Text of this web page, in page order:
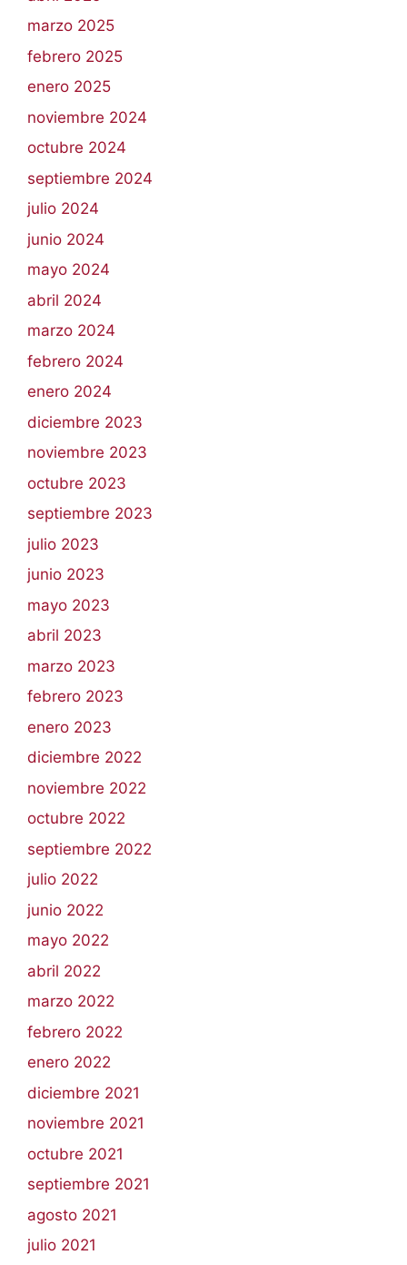
marzo 2025
febrero 2025
enero 2025
noviembre 2024
octubre 2024
septiembre 2024
julio 2024
junio 2024
mayo 2024
abril 2024
marzo 2024
febrero 2024
enero 2024
diciembre 2023
noviembre 2023
octubre 2023
septiembre 2023
julio 2023
junio 2023
mayo 2023
abril 2023
marzo 2023
febrero 2023
enero 2023
diciembre 2022
noviembre 2022
octubre 2022
septiembre 2022
julio 2022
junio 2022
mayo 2022
abril 2022
marzo 2022
febrero 2022
enero 2022
diciembre 2021
noviembre 2021
octubre 2021
septiembre 2021
agosto 2021
julio 2021